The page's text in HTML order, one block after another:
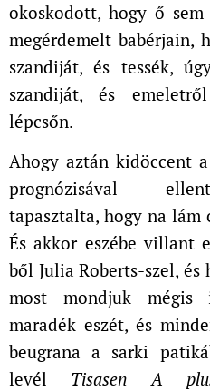
okoskodott, hogy ő
megérdemelt babérjain,
szandiját, és tessék,
szandiját, és
lépcsőn.
Ahogy aztán kidöccent
prognózisával
tapasztalta, hogy na lám
És akkor eszébe villant
ből Julia Roberts-szel,
most mondjuk mégis
maradék eszét, és
beugrana a sarki
levél Tisasen A